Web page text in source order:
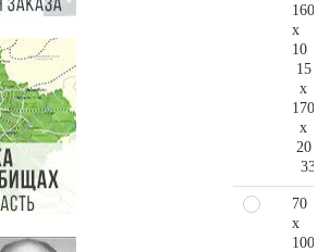
160
x
10
15
x
170
x
20
70
x
100